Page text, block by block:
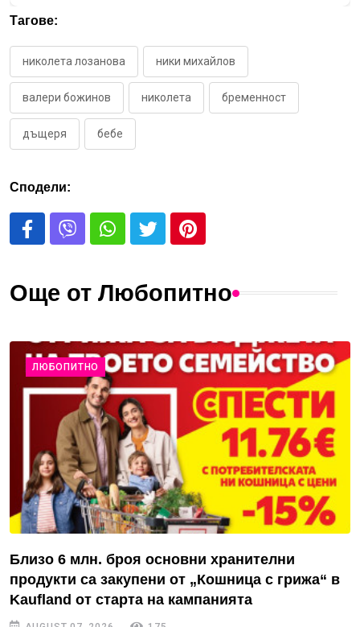
Тагове:
николета лозанова ники михайлов
валери божинов николета бременност
дъщеря бебе
Сподели:
Още от Любопитно
ЛЮБОПИТНО
Близо 6 млн. броя основни хранителни
продукти са закупени от „Кошница с грижа“ в
Kaufland от старта на кампанията